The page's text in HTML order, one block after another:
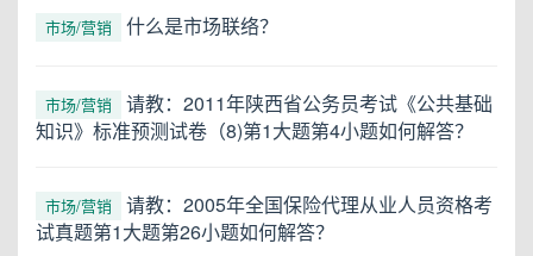
市场/营销 什么是市场联络？
市场/营销
请教：2011年陕西省公务员考试《公共基础
知识》标准预测试卷（8)第1大题第4小题如何解答？
市场/营销
请教：2005年全国保险代理从业人员资格考
试真题第1大题第26小题如何解答？